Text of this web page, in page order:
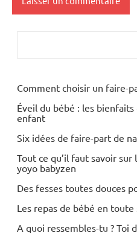
Comment choisir un faire-
Éveil du bébé : les
enfant
Six idées de faire-part de
Tout ce qu’il faut savoir
yoyo babyzen
Des fesses toutes douces
Les repas de bébé en toute
A quoi ressembles-tu ? Toi